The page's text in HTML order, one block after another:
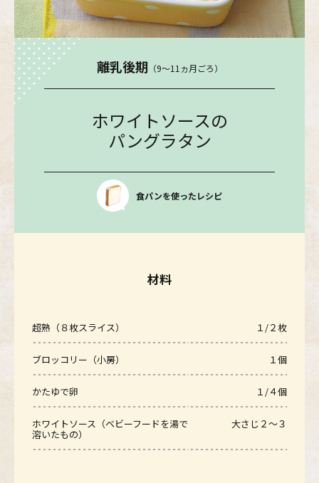
離乳後期 （9〜11ヵ月ごろ）
ホワイトソースの
パングラタン
食パンを使ったレシピ
材料
超熟（８枚スライス） １/２枚
ブロッコリー（小房） １個
かたゆで卵 １/４個
ホワイトソース（ベビーフードを湯で
溶いたもの）
大さじ２～３